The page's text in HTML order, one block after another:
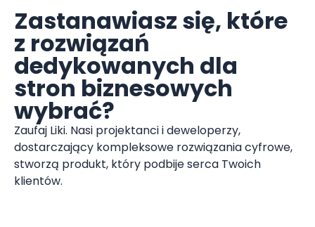
Zastanawiasz się, które
z rozwiązań
dedykowanych dla
stron biznesowych
wybrać?
Zaufaj Liki. Nasi projektanci i deweloperzy,
dostarczający kompleksowe rozwiązania cyfrowe,
stworzą produkt, który podbije serca Twoich
klientów.